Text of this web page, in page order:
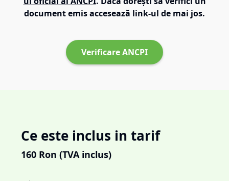
document emis accesează link-ul de mai jos.
Verificare ANCPI
Ce este inclus in tarif
160 Ron (TVA inclus)